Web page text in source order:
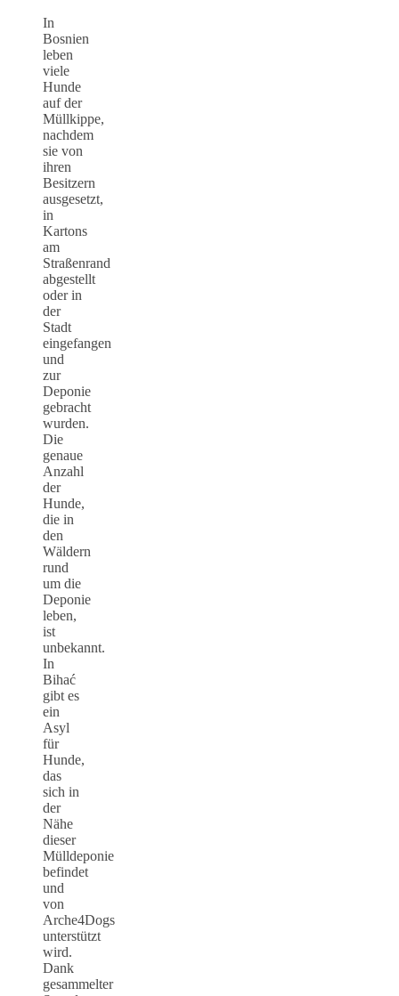
In
Bosnien
leben
viele
Hunde
auf der
Müllkippe,
nachdem
sie von
ihren
Besitzern
ausgesetzt,
in
Kartons
am
Straßenrand
abgestellt
oder in
der
Stadt
eingefangen
und
zur
Deponie
gebracht
wurden.
Die
genaue
Anzahl
der
Hunde,
die in
den
Wäldern
rund
um die
Deponie
leben,
ist
unbekannt.
In
Bihać
gibt es
ein
Asyl
für
Hunde,
das
sich in
der
Nähe
dieser
Mülldeponie
befindet
und
von
Arche4Dogs
unterstützt
wird.
Dank
gesammelter